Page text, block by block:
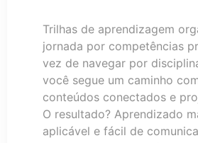
Trilhas de aprendizagem
jornada por competências
vez de navegar por
você segue um caminho
conteúdos conectados e
O resultado? Aprendizado
aplicável e fácil de